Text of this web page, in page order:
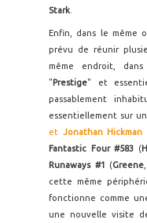
Stark
Enfin, dans le même
prévu de réunir
même endroit,
" Prestige" et
passablement
essentiellement sur
et Jonathan Hickman
Fantastic Four #583 (
Runaways #1
(Greene
cette même
fonctionne comme
une nouvelle visite